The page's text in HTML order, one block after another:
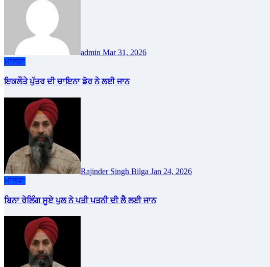
admin Mar 31, 2026
ਮਾਲਵਾ
ਇਕਲੌਤੇ ਪੁੱਤਰ ਦੀ ਚਾਇਨਾ ਡੋਰ ਨੇ ਲਈ ਜਾਨ
Rajinder Singh Bilga Jan 24, 2026
ਮਾਲਵਾ
ਬਿਨਾ ਰੇਲਿੰਗ ਸੂਏ ਪੁਲ ਨੇ ਪਤੀ ਪਤਨੀ ਦੀ ਲੈ ਲਈ ਜਾਨ